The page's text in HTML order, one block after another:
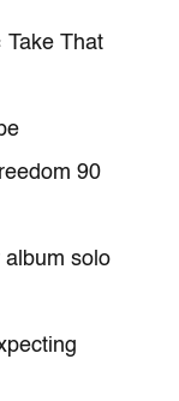
Take That
90
album solo